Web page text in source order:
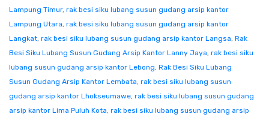
Lampung Timur, rak besi siku lubang susun gudang arsip kantor
Lampung Utara, rak besi siku lubang susun gudang arsip kantor
Langkat, rak besi siku lubang susun gudang arsip kantor Langsa, Rak
Besi Siku Lubang Susun Gudang Arsip Kantor Lanny Jaya, rak besi siku
lubang susun gudang arsip kantor Lebong, Rak Besi Siku Lubang
Susun Gudang Arsip Kantor Lembata, rak besi siku lubang susun
gudang arsip kantor Lhokseumawe, rak besi siku lubang susun gudang
arsip kantor Lima Puluh Kota, rak besi siku lubang susun gudang arsip